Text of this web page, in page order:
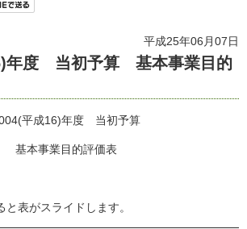
平成25年06月07日
年度 当初予算 基本事業目的
平成16)年度 当初予算
基本事業目的評価表
表がスライドします。